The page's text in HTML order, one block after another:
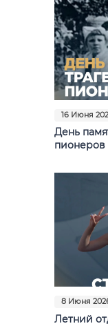
16 Июня
День
пионеров
8 Июня
Летний